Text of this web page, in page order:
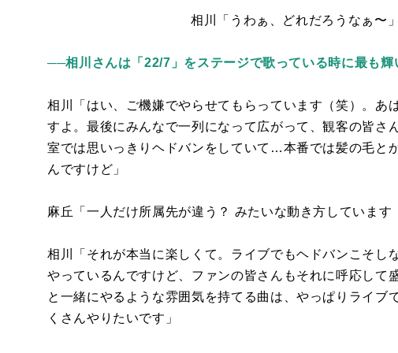
相川「うわぁ、どれだろうなぁ〜」
──相川さんは「22/7」をステージで歌っている時に最も輝
相川「はい、ご機嫌でやらせてもらっています（笑）。あ
すよ。最後にみんなで一列になって広がって、観客の皆さ
室では思いっきりヘドバンをしていて…本番では髪の毛と
んですけど」
麻丘「一人だけ所属先が違う？ みたいな動き方しています
相川「それが本当に楽しくて。ライブでもヘドバンこそし
やっているんですけど、ファンの皆さんもそれに呼応して
と一緒にやるような雰囲気を持てる曲は、やっぱりライブ
くさんやりたいです」